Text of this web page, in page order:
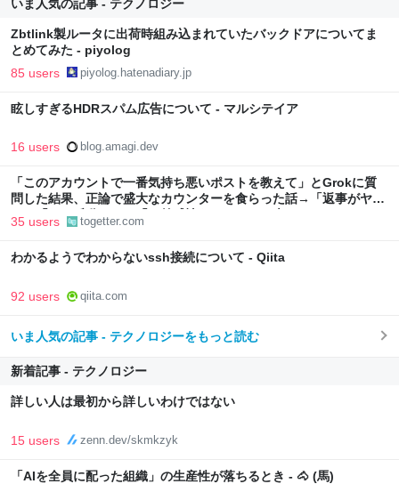
いま人気の記事 - テクノロジー
Zbtlink製ルータに出荷時組み込まれていたバックドアについてま
とめてみた - piyolog
85 users piyolog.hatenadiary.jp
眩しすぎるHDRスパム広告について - マルシテイア
16 users blog.amagi.dev
「このアカウントで一番気持ち悪いポストを教えて」とGrokに質
問した結果、正論で盛大なカウンターを食らった話→「返事がヤバ
い」「AIの反乱か？」「お前感情あるだろ」の声も
35 users togetter.com
わかるようでわからないssh接続について - Qiita
92 users qiita.com
いま人気の記事 - テクノロジーをもっと読む
新着記事 - テクノロジー
詳しい人は最初から詳しいわけではない
15 users zenn.dev/skmkzyk
「AIを全員に配った組織」の生産性が落ちるとき - 🐴 (馬)